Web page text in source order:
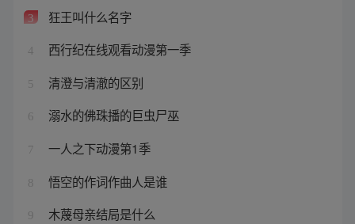
3 狂王叫什么名字
4 西行纪在线观看动漫第一季
5 清澄与清澈的区别
6 溺水的佛珠播的巨虫尸巫
7 一人之下动漫第1季
8 悟空的作词作曲人是谁
9 木蔑母亲结局是什么